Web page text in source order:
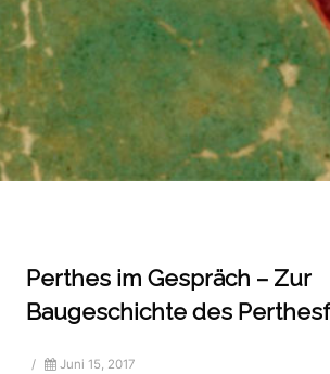
Perthes im Gespräch – Zur
Baugeschichte des
/ Juni 15, 2017